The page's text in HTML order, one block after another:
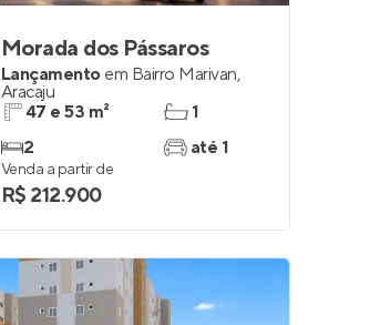
Morada dos Pássaros
Lançamento em Bairro Marivan,
Aracaju
47 e 53 m²
2
1
até 1
Venda a partir de
R$ 212.900